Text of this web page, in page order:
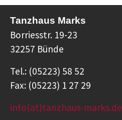
Tanzhaus Marks
Borriesstr. 19-23
32257 Bünde
Tel.: (05223) 58 52
Fax: (05223) 1 27 29
info(at)tanzhaus-marks.de